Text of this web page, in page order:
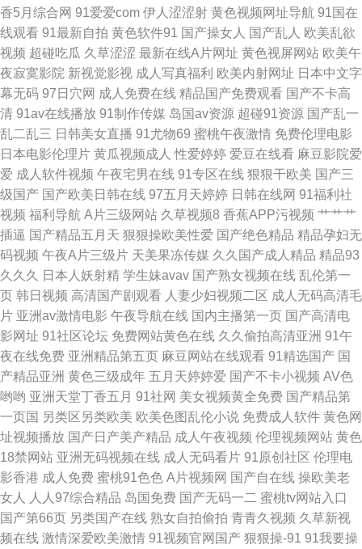
社区 最新成人伦理影院 成人黄色三级 久久国产精品三区 日韩欧美a免费 91
视频综合大全 国产精品播放 欧美色色自拍 亚洲影院老司机V 操逼视频软件
久草视频资源站 日韩一页综合区 91伊人橘子 国产三级视频 欧美性网 91白丝
在线抄 福利小视频 欧美日韩H片 亚洲老司机网 波多野结衣四级片 九一成人
网观看 熟妇视频91 91探花内射 国产打泡在线 欧美另类TV 亚洲欧洲成人另
类 超碰人妻超碰 久热伊人 熟女a资源
香5月综合网 91爱爱com 伊人涩涩射 黄色视频网址导航 91国在
线观看 91最新自拍 黄色软件91 国产操女人 国产乱人 欧美乱欲
视频 超碰吃瓜 久草涩涩 最新在线A片网址 黄色视屏网站 欧美午
夜寂寞影院 新视觉影视 成人写真福利 欧美内射网址 日本中文字
幕无码 97日穴网 成人免费在线 精品国产免费观看 国产不卡高
清 91av在线播放 91制作传媒 岛国av资源 超碰91资源 国产乱一
乱二乱三 日韩美女直播 91尤物69 蜜桃午夜激情 免费伦理电影
日本电影伦理片 黄瓜视频成人 性爱婷婷 爱豆在线看 麻豆影院爱
爱 成人软件视频 午夜宅男在线 91专区在线 狠狠干欧美 国产三
级国产 国产欧美日韩在线 97五月天婷婷 日韩在线网 91福利社
视频 福利导航 A片三级网站 久草视频8 香蕉APP污视频 艹艹艹
插逼 国产精品五月天 狠狠操欧美性爱 国产绝色精品 精品孕妇无
码视频 午夜A片三级片 天美果冻传媒 久久国产成人精品 精品93
久久久
日本人妖射精 学生妹avav 国产熟女视频在线 乱伦第一
页 韩日视频 高清国产剧观看 人妻少妇视频二区 成人无码高清毛
片 亚洲av激情电影 午夜导航在线 国内主播第一页 国产高清电
影网址 91社区论坛 免费网站黄色在线 久久偷拍高清亚洲 91午
夜在线免费 亚洲精品第五页 麻豆网站在线观看 91精选国产 国
产精品亚洲 黄色三级成年 五月天婷婷爱 国产不卡小视频 AV色
哟哟 亚洲天堂丁香五月 91社网 美女视频黄全免费 国产精品第
一页国 另类区另类欧美 欧美色图乱伦小说 免费成人软件 黄色网
址视频播放 国产日产美产精品 成人午夜视频 伦理视频网站 黄色
18禁网站 亚洲无码视频在线 成人无码看片 91原创社区 伦理电
影香港 成人免费 蜜桃91色色 A片视频网 国产自在线 操欧美老
女人
人人97综合精品 岛国免费 国产无码一二 蜜桃tv网站入口
国产第66页 另类国产在线 熟女自拍偷拍 青青久视频 久草新视
频在线 激情深爱欧美激情 91视频官网国产 狠狠操-91 91我要操